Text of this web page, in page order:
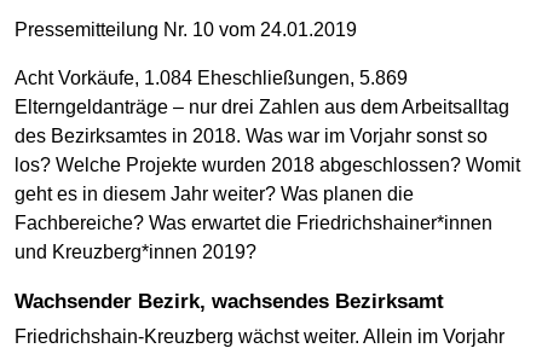
Pressemitteilung Nr. 10 vom 24.01.2019
Acht Vorkäufe, 1.084 Eheschließungen, 5.869
Elterngeldanträge – nur drei Zahlen aus dem Arbeitsalltag
des Bezirksamtes in 2018. Was war im Vorjahr sonst so
los? Welche Projekte wurden 2018 abgeschlossen? Womit
geht es in diesem Jahr weiter? Was planen die
Fachbereiche? Was erwartet die Friedrichshainer*innen
und Kreuzberg*innen 2019?
Wachsender Bezirk, wachsendes Bezirksamt
Friedrichshain-Kreuzberg wächst weiter. Allein im Vorjahr